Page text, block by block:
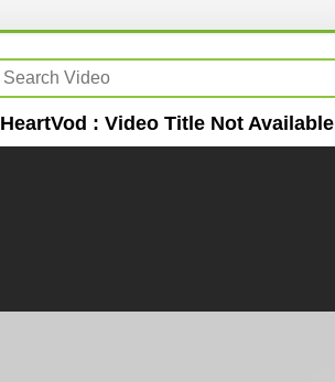
HeartVod : Video Title Not Available